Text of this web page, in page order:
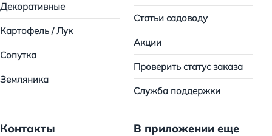
Декоративные
Картофель / Лук
Сопутка
Земляника
Статьи садоводу
Акции
Проверить статус заказа
Служба поддержки
Контакты
В приложении еще